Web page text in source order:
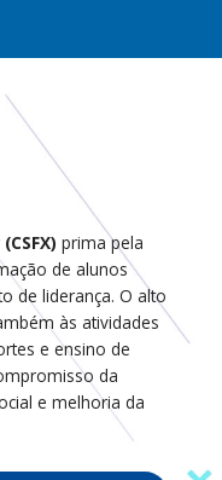
prima pela
de alunos
de liderança. O alto
às atividades
e ensino de
da
e melhoria da